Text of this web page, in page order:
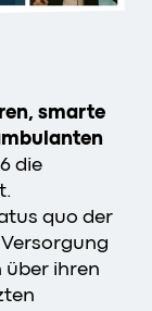
smarte
die
quo der
über ihren